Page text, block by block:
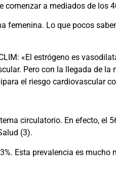
comenzar a mediados de los
femenina. Lo que pocos
«El estrógeno es
Pero con la llegada de
el riesgo cardiovascular
circulatorio. En efecto, el
(3).
Esta prevalencia es mucho